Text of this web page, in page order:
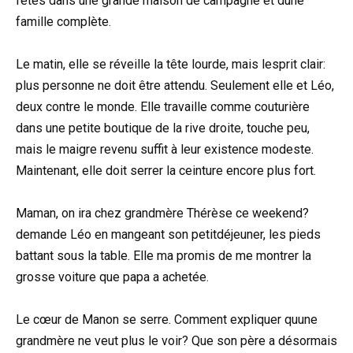
famille complète.
Le matin, elle se réveille la tête lourde, mais lesprit clair:
plus personne ne doit être attendu. Seulement elle et Léo,
deux contre le monde. Elle travaille comme couturière
dans une petite boutique de la rive droite, touche peu,
mais le maigre revenu suffit à leur existence modeste.
Maintenant, elle doit serrer la ceinture encore plus fort.
Maman, on ira chez grandmère Thérèse ce weekend?
demande Léo en mangeant son petitdéjeuner, les pieds
battant sous la table. Elle ma promis de me montrer la
grosse voiture que papa a achetée.
Le cœur de Manon se serre. Comment expliquer quune
grandmère ne veut plus le voir? Que son père a désormais